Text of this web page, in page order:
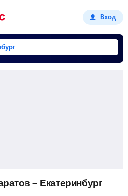
Вход
– Екатеринбург